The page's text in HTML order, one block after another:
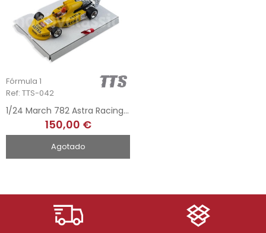
Fórmula 1
Ref: TTS-042
1/24 March 782 Astra Racing - P. Necchi - European Champ. F2 1978
150,00 €
Agotado